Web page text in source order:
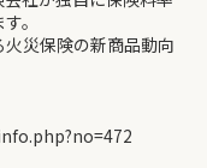
。
災保険の新商品動向